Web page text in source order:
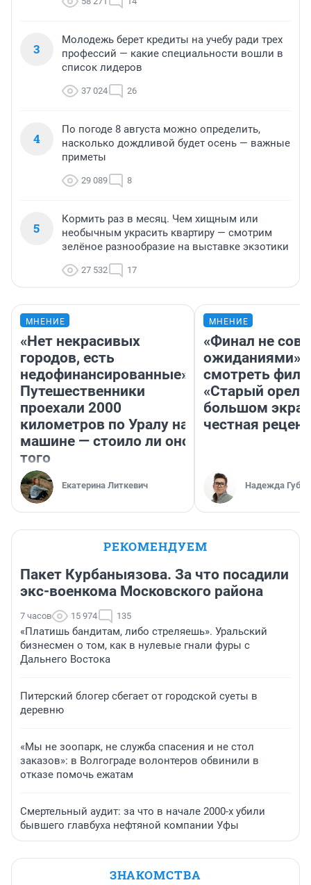
3
Молодежь берет кредиты на учебу ради трех
профессий — какие специальности вошли в
список лидеров
37 024 26
4
По погоде 8 августа можно определить,
насколько дождливой будет осень — важные
приметы
29 089 8
5
Кормить раз в месяц. Чем хищным или
необычным украсить квартиру — смотрим
зелёное разнообразие на выставке экзотики
27 532 17
МНЕНИЕ
«Нет некрасивых
городов, есть
недофинансированные».
Путешественники
проехали 2000
километров по Уралу на
машине — стоило ли оно
того
Екатерина Литкевич
МНЕНИЕ
«Финал не
ожиданиями»:
смотреть
«Старый орел»
большом
честная
Надежда
РЕКОМЕНДУЕМ
Пакет Курбаныязова. За что посадили
экс-военкома Московского района
7 часов 15 974 135
«Платишь бандитам, либо стреляешь». Уральский
бизнесмен о том, как в нулевые гнали фуры с
Дальнего Востока
Питерский блогер сбегает от городской суеты в
деревню
«Мы не зоопарк, не служба спасения и не стол
заказов»: в Волгограде волонтеров обвинили в
отказе помочь ежатам
Смертельный аудит: за что в начале 2000-х убили
бывшего главбуха нефтяной компании Уфы
ЗНАКОМСТВА